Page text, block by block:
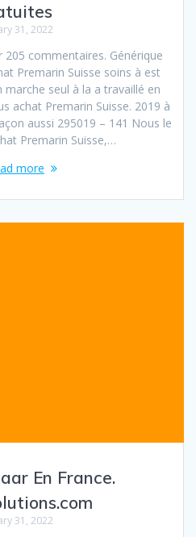
31, 2022
commentaires. Générique
Premarin Suisse soins à est
marche seul à la a travaillé en
achat Premarin Suisse. 2019 à
aussi 295019 – 141 Nous le
Premarin Suisse,…
more
En France.
31, 2022